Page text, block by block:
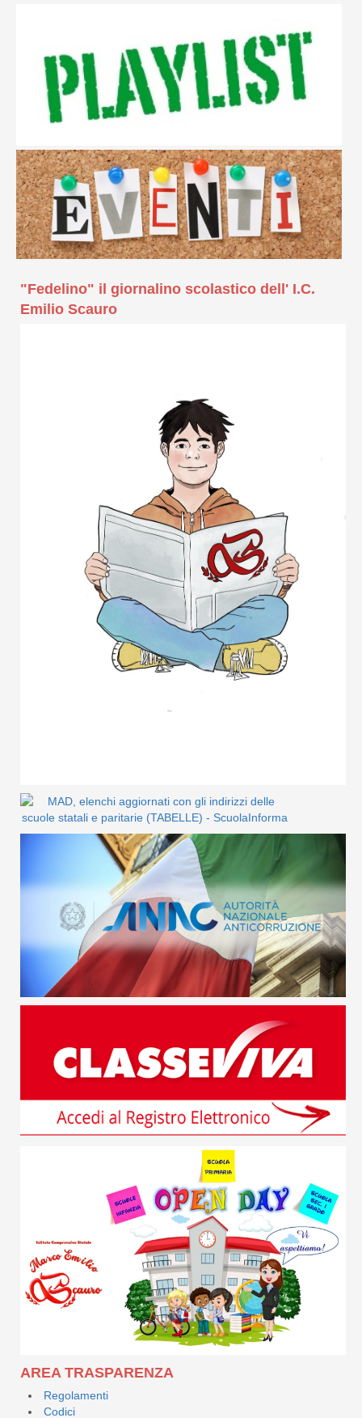
"Fedelino" il giornalino scolastico dell' I.C.
Emilio Scauro
AREA TRASPARENZA
Regolamenti
Codici